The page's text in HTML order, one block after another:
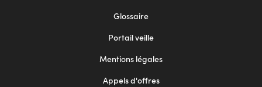
Glossaire
Portail veille
Mentions légales
Appels d'offres